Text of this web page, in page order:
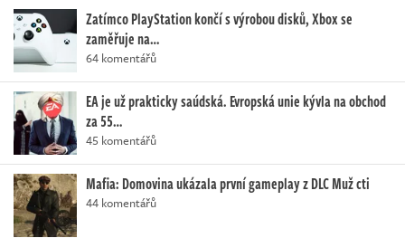
Zatímco PlayStation končí s výrobou disků, Xbox se
zaměřuje na…
64 komentářů
EA je už prakticky saúdská. Evropská unie kývla na obchod
za 55…
45 komentářů
Mafia: Domovina ukázala první gameplay z DLC Muž cti
44 komentářů